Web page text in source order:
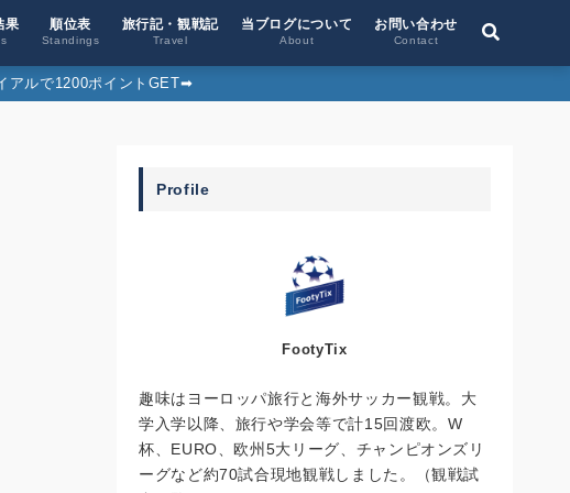
果 順位表
Standings
旅行記・観戦記
Travel
当ブログについて
About
お問い合わせ
Contact
アルで1200ポイントGET➡︎
Profile
FootyTix
趣味はヨーロッパ旅行と海外サッカー観戦。大
学入学以降、旅行や学会等で計15回渡欧。W
杯、EURO、欧州5大リーグ、チャンピオンズリ
ーグなど約70試合現地観戦しました。（観戦試